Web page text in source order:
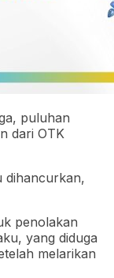
puluhan
dari OTK
dihancurkan,
penolakan
yang diduga
melarikan